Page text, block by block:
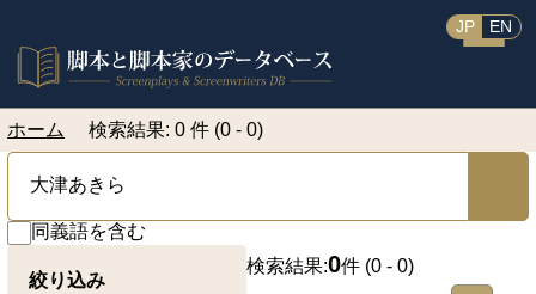
JP EN
ホーム 検索結果: 0 件 (0 - 0)
同義語を含む
絞り込み
検索結果:0件 (0 - 0)